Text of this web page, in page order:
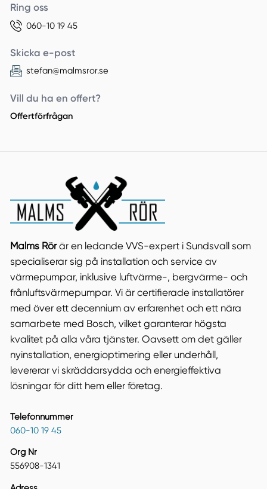
Ring oss
060-10 19 45
Skicka e-post
stefan@malmsror.se
Vill du ha en offert?
Offertförfrågan
Malms Rörär en ledande VVS-expert i Sundsvall som
specialiserar sig på installation och service av
värmepumpar, inklusive luftvärme-, bergvärme- och
frånluftsvärmepumpar. Vi är certifierade installatörer
med över ett decennium av erfarenhet och ett nära
samarbete med Bosch, vilket garanterar högsta
kvalitet på alla våra tjänster. Oavsett om det gäller
nyinstallation, energioptimering eller underhåll,
levererar vi skräddarsydda och energieffektiva
lösningar för ditt hem eller företag.
Telefonnummer
060-10 19 45
Org Nr
556908-1341